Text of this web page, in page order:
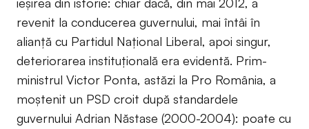
revenit la conducerea guvernului, mai întâi în
alianţă cu Partidul Naţional Liberal, apoi singur,
deteriorarea instituţională era evidentă. Prim-
ministrul Victor Ponta, astăzi la Pro România, a
moştenit un PSD croit după standardele
guvernului Adrian Năstase (2000-2004): poate cu